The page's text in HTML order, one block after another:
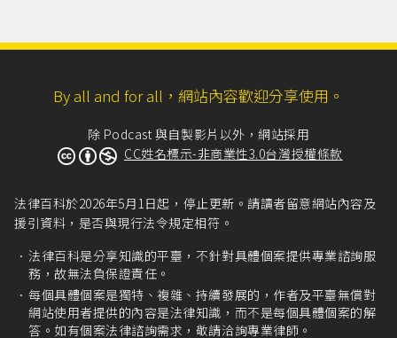
By all and for all，網站內容歡迎分享使用。
除 Podcast 與自製影片以外，網站採用
CC姓名標示-非商業性3.0台灣授權條款
法律百科於2026年5月1日起，停止更新。請讀者留意網站內容及
援引資料，是否與現行法令規定相符。
法律百科是分享知識的平臺，不針對具體個案提供專業諮詢服
務，故無法負保證責任。
每個具體個案是獨特、複雜、持續發展的，作者及平臺無償對
網站使用者提供的內容是法律知識，而不是每個具體個案的解
答。如有個案法律諮詢需求，敬請洽詢專業律師。